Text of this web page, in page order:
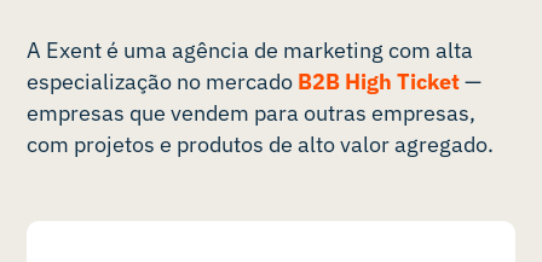
A Exent é uma agência de marketing com alta
especialização no mercado B2B High Ticket—
empresas que vendem para outras empresas,
com projetos e produtos de alto valor agregado.